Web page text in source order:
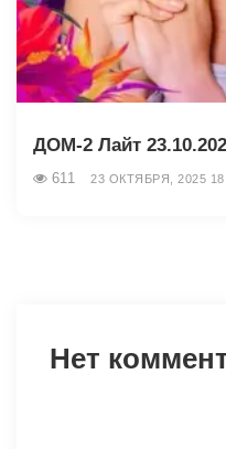
ДОМ-2 Лайт
611 23 ОКТЯБРЯ, 2025
Нет